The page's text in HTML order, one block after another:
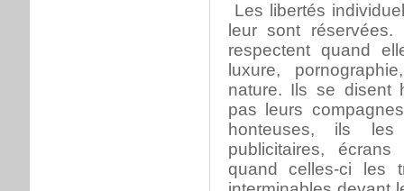
Les libertés
leur sont
respectent quand
luxure,
nature. Ils se disent
pas leurs
honteuses, ils
publicitaires,
quand celles-ci les